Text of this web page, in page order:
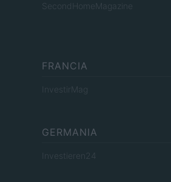
SecondHomeMagazine
FRANCIA
InvestirMag
GERMANIA
Investieren24